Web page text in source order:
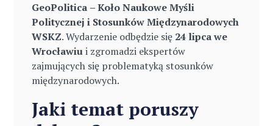
GeoPolitica – Koło Naukowe Myśli
Politycznej i Stosunków Międzynarodowych
WSKZ. Wydarzenie odbędzie się 24 lipca we
Wrocławiui zgromadzi ekspertów
zajmujących się problematyką stosunków
międzynarodowych.
Jaki temat poruszy